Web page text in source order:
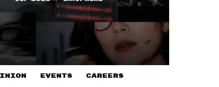
EVENTS CAREERS